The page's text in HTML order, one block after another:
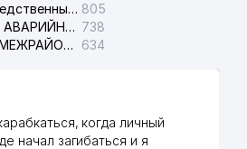
Ташкентский следственный изолятор 805
СЕРГЕЛИЙСКАЯ АВАРИЙНАЯ СЛУЖБА ЭЛЕКТРОСЕТИ 738
УЧТЕПИНСКИЙ МЕЖРАЙОННЫЙ СУД ПО ГРАЖДАНСКИМ ДЕЛАМ 634
когда личный
начал загибаться и я